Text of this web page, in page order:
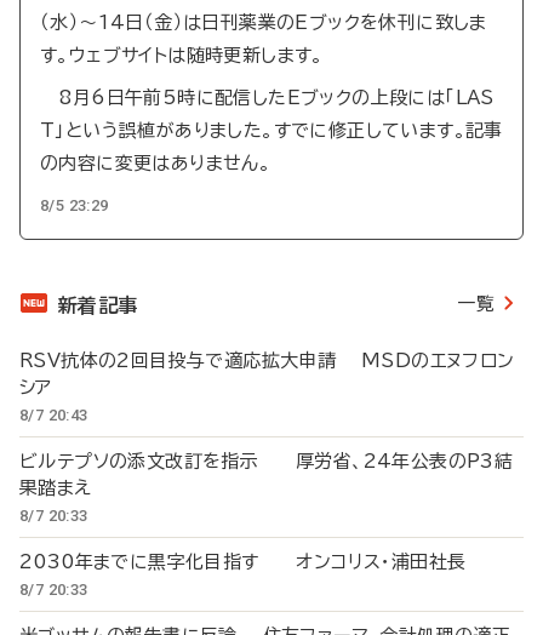
（水）～14日（金）は日刊薬業のEブックを休刊に致しま
す。ウェブサイトは随時更新します。
8月6日午前5時に配信したEブックの上段には「LAS
T」という誤植がありました。すでに修正しています。記事
の内容に変更はありません。
8/5 23:29
新着記事 一覧
RSV抗体の2回目投与で適応拡大申請 MSDのエヌフロン
シア
8/7 20:43
ビルテプソの添文改訂を指示 厚労省、24年公表のP3結
果踏まえ
8/7 20:33
2030年までに黒字化目指す オンコリス・浦田社長
8/7 20:33